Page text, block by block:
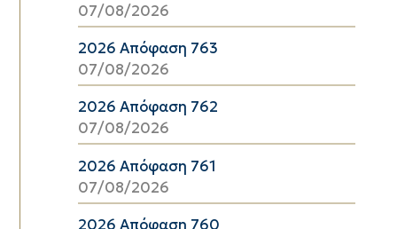
07/08/2026
2026 Απόφαση 763
07/08/2026
2026 Απόφαση 762
07/08/2026
2026 Απόφαση 761
07/08/2026
2026 Απόφαση 760